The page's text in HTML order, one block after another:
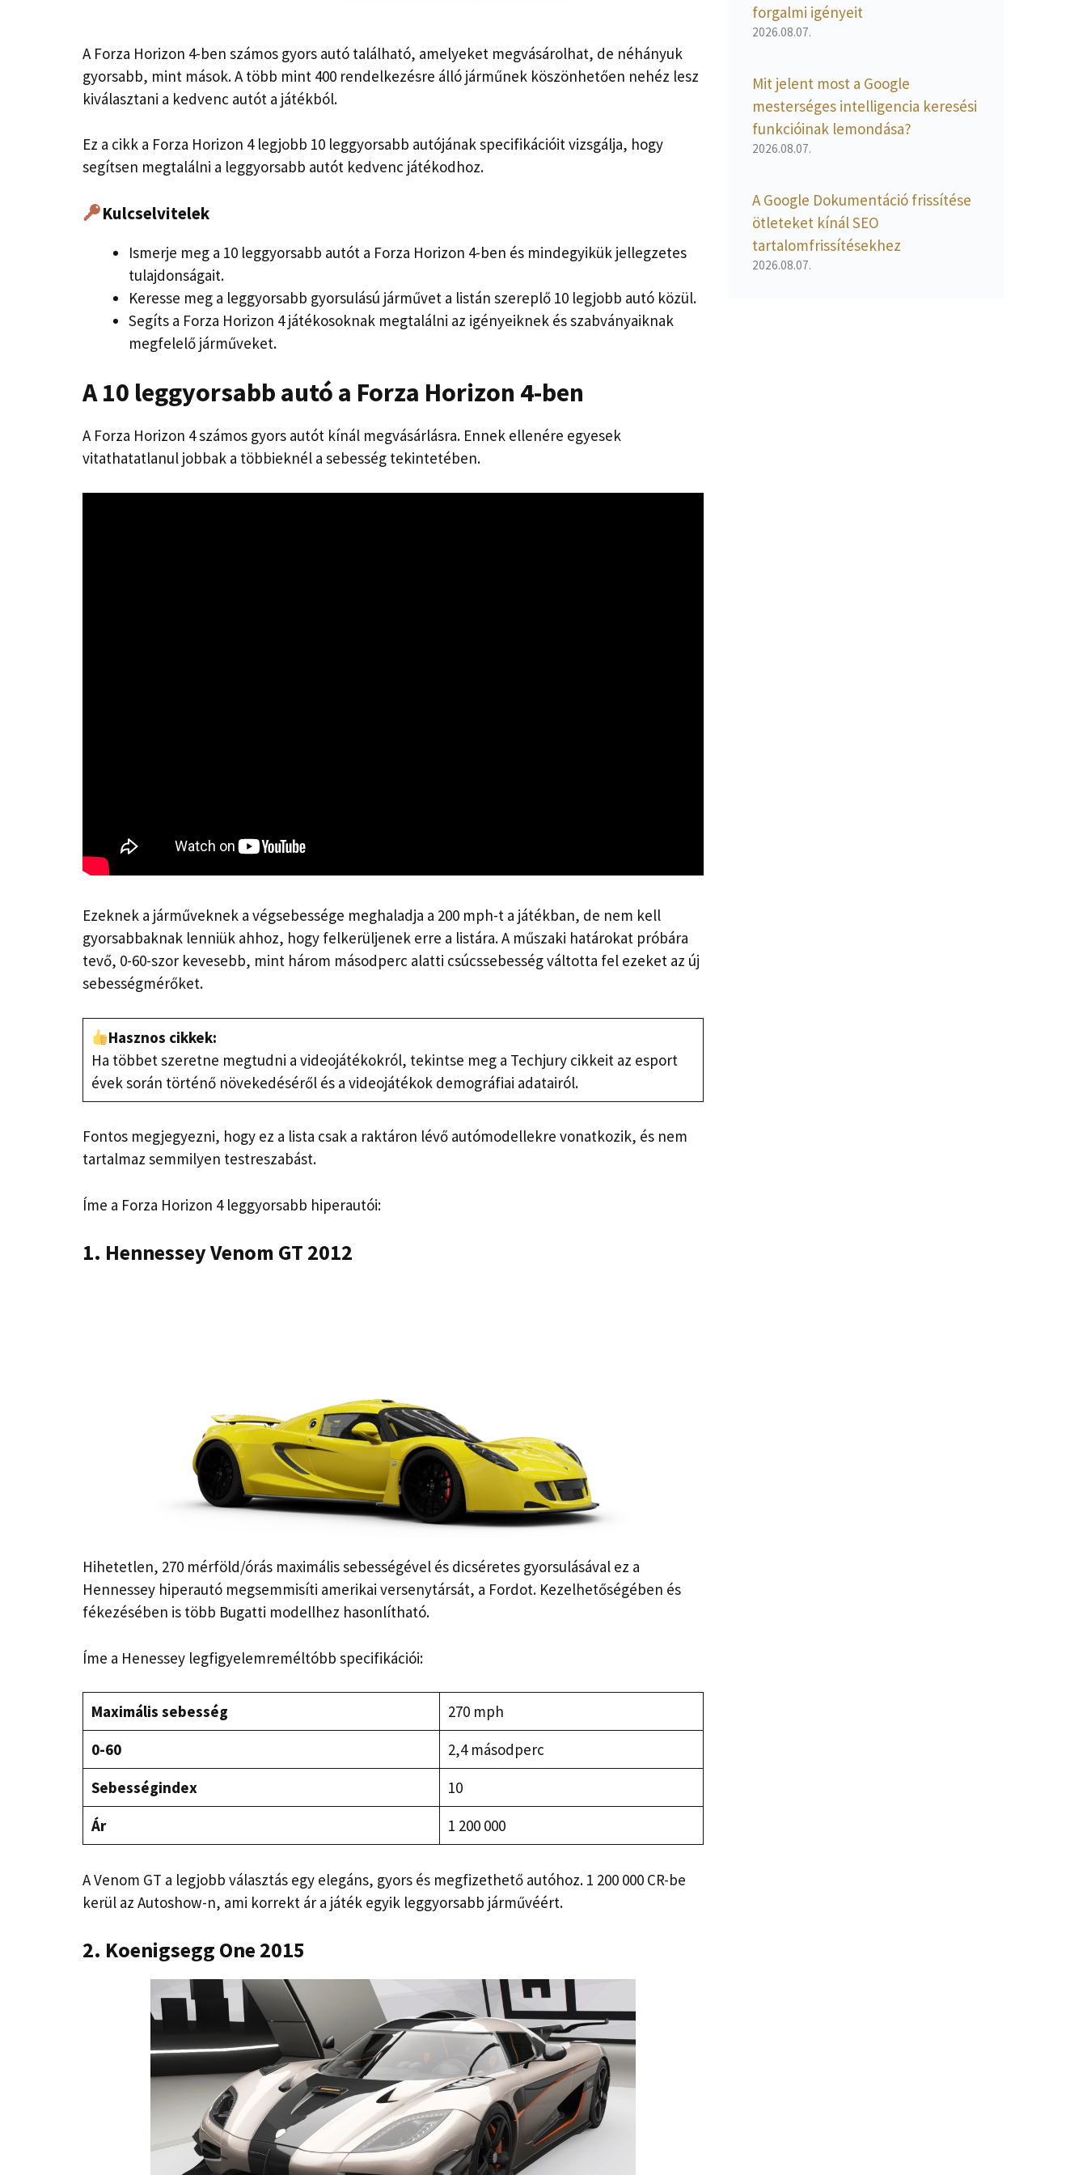
A Forza Horizon 4-ben számos gyors autó található, amelyeket megvásárolhat, de néhányuk
gyorsabb, mint mások. A több mint 400 rendelkezésre álló járműnek köszönhetően nehéz lesz
kiválasztani a kedvenc autót a játékból.
Ez a cikk a Forza Horizon 4 legjobb 10 leggyorsabb autójának specifikációit vizsgálja, hogy
segítsen megtalálni a leggyorsabb autót kedvenc játékodhoz.
Kulcselvitelek
Ismerje meg a 10 leggyorsabb autót a Forza Horizon 4-ben és mindegyikük jellegzetes
tulajdonságait.
Keresse meg a leggyorsabb gyorsulású járművet a listán szereplő 10 legjobb autó közül.
Segíts a Forza Horizon 4 játékosoknak megtalálni az igényeiknek és szabványaiknak
megfelelő járműveket.
A 10 leggyorsabb autó a Forza Horizon 4-ben
A Forza Horizon 4 számos gyors autót kínál megvásárlásra. Ennek ellenére egyesek
vitathatatlanul jobbak a többieknél a sebesség tekintetében.
Ezeknek a járműveknek a végsebessége meghaladja a 200 mph-t a játékban, de nem kell
gyorsabbaknak lenniük ahhoz, hogy felkerüljenek erre a listára. A műszaki határokat próbára
tevő, 0-60-szor kevesebb, mint három másodperc alatti csúcssebesség váltotta fel ezeket az új
sebességmérőket.
Hasznos cikkek:
Ha többet szeretne megtudni a videojátékokról, tekintse meg a Techjury cikkeit az esport
évek során történő növekedéséről és a videojátékok demográfiai adatairól.
Fontos megjegyezni, hogy ez a lista csak a raktáron lévő autómodellekre vonatkozik, és nem
tartalmaz semmilyen testreszabást.
Íme a Forza Horizon 4 leggyorsabb hiperautói:
1. Hennessey Venom GT 2012
Hihetetlen, 270 mérföld/órás maximális sebességével és dicséretes gyorsulásával ez a
Hennessey hiperautó megsemmisíti amerikai versenytársát, a Fordot. Kezelhetőségében és
fékezésében is több Bugatti modellhez hasonlítható.
Íme a Henessey legfigyelemreméltóbb specifikációi:
Maximális sebesség
270 mph
0-60
2,4 másodperc
Sebességindex
10
Ár
1 200 000
A Venom GT a legjobb választás egy elegáns, gyors és megfizethető autóhoz. 1 200 000 CR-be
kerül az Autoshow-n, ami korrekt ár a játék egyik leggyorsabb járművéért.
2. Koenigsegg One 2015
forgalmi igényeit
2026.08.07.
Mit jelent most a Google
mesterséges intelligencia keresési
funkcióinak lemondása?
2026.08.07.
A Google Dokumentáció frissítése
ötleteket kínál SEO
tartalomfrissítésekhez
2026.08.07.